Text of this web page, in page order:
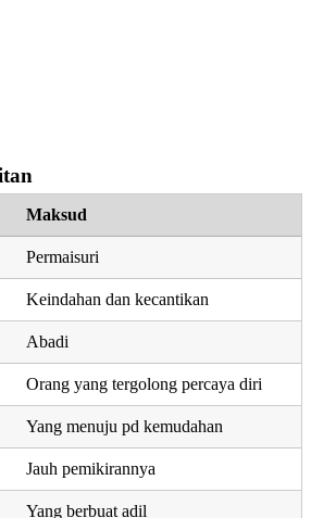
Maksud
Permaisuri
Keindahan dan kecantikan
Abadi
Orang yang tergolong percaya diri
Yang menuju pd kemudahan
Jauh pemikirannya
Yang berbuat adil